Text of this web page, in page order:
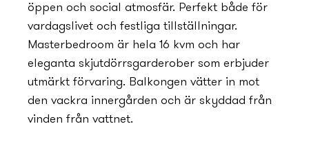
öppen och social atmosfär. Perfekt både för
vardagslivet och festliga tillställningar.
Masterbedroom är hela 16 kvm och har
eleganta skjutdörrsgarderober som erbjuder
utmärkt förvaring. Balkongen vätter in mot
den vackra innergården och är skyddad från
vinden från vattnet.